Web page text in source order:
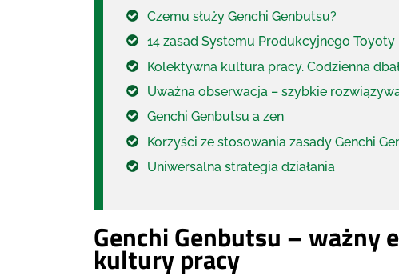
Czemu służy Genchi Genbutsu?
14 zasad Systemu Produkcyjnego Toyoty
Kolektywna kultura pracy. Codzienna
Uważna obserwacja – szybkie
Genchi Genbutsu a zen
Korzyści ze stosowania zasady Genchi
Uniwersalna strategia działania
Genchi Genbutsu – ważny
kultury pracy